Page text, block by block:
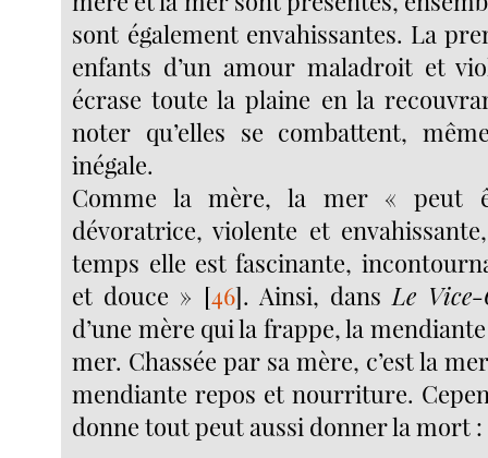
sont également envahissantes. La
enfants d’un amour maladroit et
écrase toute la plaine en la
noter qu’elles se combattent,
inégale.
Comme la mère, la mer « peut
dévoratrice, violente et
temps elle est fascinante,
et douce » [46]. Ainsi, dans Le Vice-
d’une mère qui la frappe, la
mer. Chassée par sa mère, c’est la
mendiante repos et nourriture.
donne tout peut aussi donner la mort :